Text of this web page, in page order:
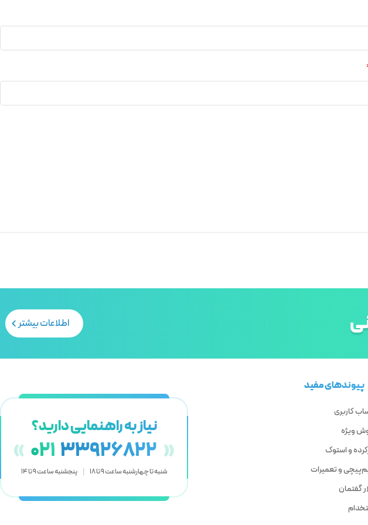
اطلاعات بیشتر
پیوندهای مفید
کاربری
ویژه
و استوک
و تعمیرات
گفتمان
نیاز به راهنمایی دارید؟
« 021 33926822 »
شنبه تا چهارشنبه ساعت 9 تا 18 | پنجشنبه ساعت 9 تا 14